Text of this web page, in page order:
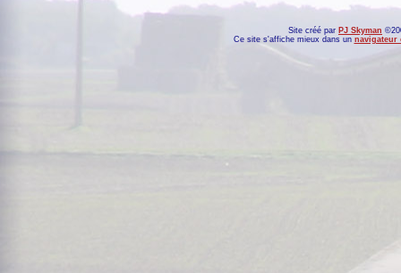
Site créé par PJ Skyman
Ce site s'affiche mieux dans un navigateur